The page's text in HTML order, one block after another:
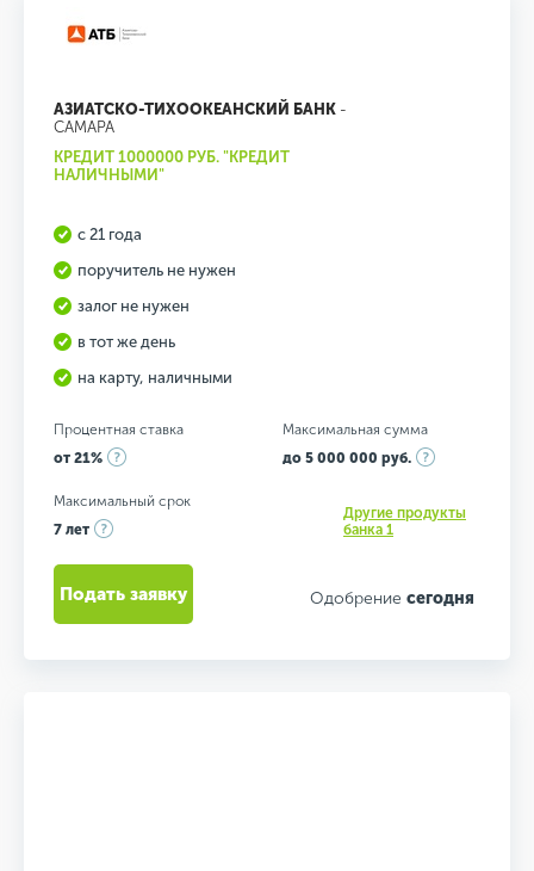
АЗИАТСКО-ТИХООКЕАНСКИЙ БАНК -
САМАРА
КРЕДИТ 1000000 РУБ. "КРЕДИТ
НАЛИЧНЫМИ"
с 21 года
поручитель не нужен
залог не нужен
в тот же день
на карту, наличными
Процентная ставка
от 21%
Максимальная сумма
до 5 000 000 руб.
Максимальный срок
7 лет
Другие продукты
банка 1
Одобрение сегодня
Подать заявку